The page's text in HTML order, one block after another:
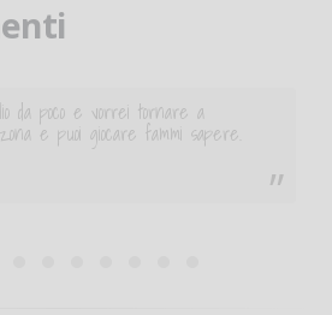
da poco e vorrei tornare a
e puoi giocare fammi sapere.